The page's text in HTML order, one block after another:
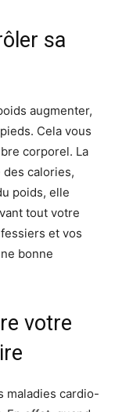
sa
augmenter,
Cela vous
corporel. La
calories,
poids, elle
tout votre
et vos
bonne
votre
maladies cardio-